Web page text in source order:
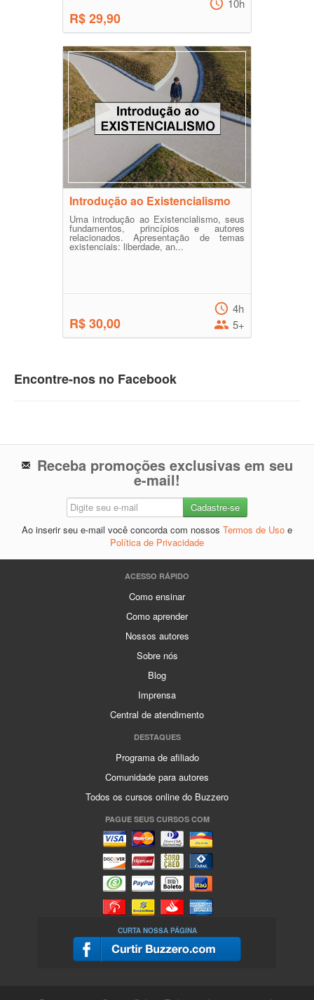
R$ 29,90
10h
Introdução ao Existencialismo
Uma introdução ao Existencialismo, seus
fundamentos, princípios e autores
relacionados. Apresentação de temas
existenciais: liberdade, an...
R$ 30,00
4h
5+
Encontre-nos no Facebook
Receba promoções exclusivas em seu
e-mail!
Ao inserir seu e-mail você concorda com nossos Termos de Uso e
Política de Privacidade
ACESSO RÁPIDO
Como ensinar
Como aprender
Nossos autores
Sobre nós
Blog
Imprensa
Central de atendimento
DESTAQUES
Programa de afiliado
Comunidade para autores
Todos os cursos online do Buzzero
PAGUE SEUS CURSOS COM
CURTA NOSSA PÁGINA